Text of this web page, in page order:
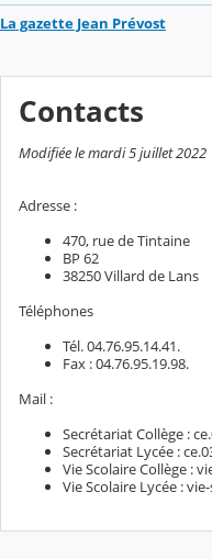
La gazette Jean Prévost
Contacts
Modifiée le mardi 5 juillet 2022
Adresse :
470, rue de Tintaine
BP 62
38250 Villard de Lans
Téléphones
Tél. 04.76.95.14.41.
Fax : 04.76.95.19.98.
Mail :
Secrétariat Collège :
Secrétariat Lycée :
Vie Scolaire Collège :
Vie Scolaire Lycée :